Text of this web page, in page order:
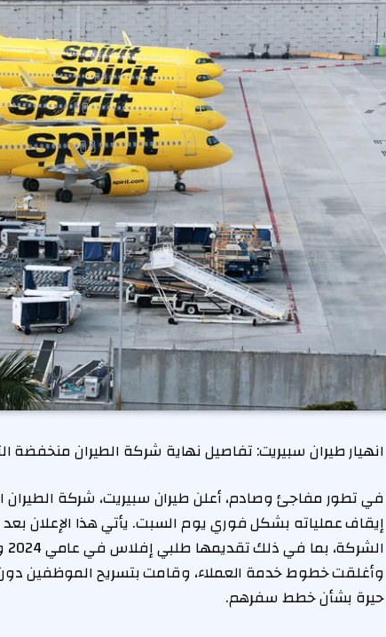
انهيار طيران سبيريت: تفاصيل نهاية شركة الطيران منخفضة
في تطور مفاجئ وصادم، أعلن طيران سبيريت، شركة الطيران
إيقاف عملياته بشكل فوري يوم السبت. يأتي هذا الإعلان
وأغلقت خطوط خدمة العملاء، وقامت بتسريح الموظفين
حيرة بشأن خطط سفرهم.